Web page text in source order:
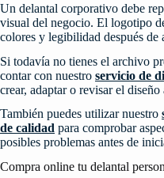
Un delantal corporativo debe
visual del negocio. El logotipo
colores y legibilidad después de
Si todavía no tienes el archivo
contar con nuestro servicio de
crear, adaptar o revisar el
También puedes utilizar nuestro
de calidad para comprobar
posibles problemas antes de
Compra online tu delantal